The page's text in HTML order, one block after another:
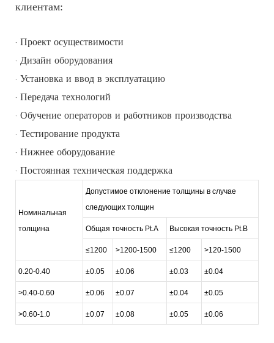
клиентам:
· Проект осуществимости
· Дизайн оборудования
· Установка и ввод в эксплуатацию
· Передача технологий
· Обучение операторов и работников производства
· Тестирование продукта
· Нижнее оборудование
· Постоянная техническая поддержка
Номинальная
толщина
Допустимое отклонение толщины в случае
следующих толщин
Общая точность Pt.A Высокая точность Pt.B
≤1200 >1200-1500 ≤1200 >120-1500
0.20-0.40 ±0.05 ±0.06 ±0.03 ±0.04
>0.40-0.60 ±0.06 ±0.07 ±0.04 ±0.05
>0.60-1.0 ±0.07 ±0.08 ±0.05 ±0.06